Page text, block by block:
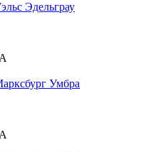
Эдельграу
Умбра